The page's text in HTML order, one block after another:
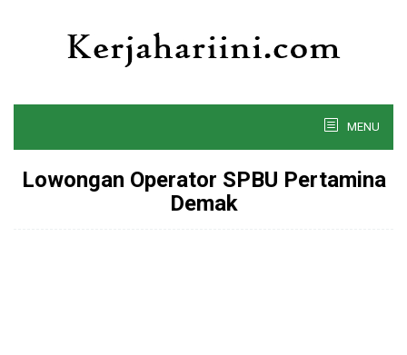
MENU
Lowongan Operator SPBU Pertamina
Demak